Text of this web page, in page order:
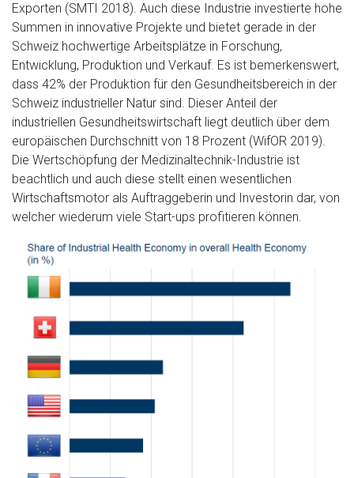
Exporten (SMTI 2018). Auch diese Industrie investierte hohe
Summen in innovative Projekte und bietet gerade in der
Schweiz hochwertige Arbeitsplätze in Forschung,
Entwicklung, Produktion und Verkauf. Es ist bemerkenswert,
dass 42% der Produktion für den Gesundheitsbereich in der
Schweiz industrieller Natur sind. Dieser Anteil der
industriellen Gesundheitswirtschaft liegt deutlich über dem
europäischen Durchschnitt von 18 Prozent (WifOR 2019).
Die Wertschöpfung der Medizinaltechnik-Industrie ist
beachtlich und auch diese stellt einen wesentlichen
Wirtschaftsmotor als Auftraggeberin und Investorin dar, von
welcher wiederum viele Start-ups profitieren können.